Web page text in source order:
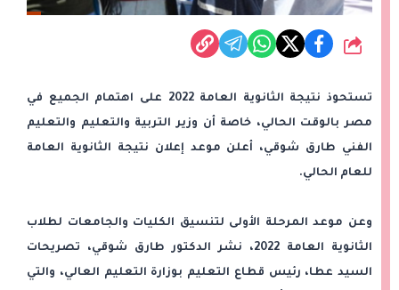
شارك
تستحوذ نتيجة الثانوية العامة 2022 على اهتمام الجميع في
مصر بالوقت الحالي، خاصة أن وزير التربية والتعليم والتعليم
الفني طارق شوقي، أعلن موعد إعلان نتيجة الثانوية العامة
للعام الحالي.
وعن موعد المرحلة الأولى لتنسيق الكليات والجامعات لطلاب
الثانوية العامة 2022، نشر الدكتور طارق شوقي، تصريحات
السيد عطا، رئيس قطاع التعليم بوزارة التعليم العالي، والتي